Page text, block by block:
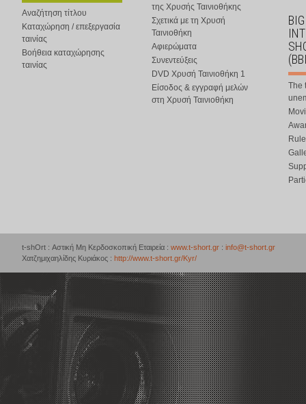
Αναζήτηση τίτλου
Καταχώρηση / επεξεργασία
ταινίας
Βοήθεια καταχώρησης
ταινίας
της Χρυσής Ταινιοθήκης
Σχετικά με τη Χρυσή
Ταινιοθήκη
Αφιερώματα
Συνεντεύξεις
DVD Χρυσή Ταινιοθήκη 1
Είσοδος & εγγραφή μελών
στη Χρυσή Ταινιοθήκη
The
t-shOrt : Αστική Μη Κερδοσκοπική Εταιρεία : www.t-short.gr : info@t-short.gr
Χατζημιχαηλίδης Κυριάκος : http://www.t-short.gr/Kyr/